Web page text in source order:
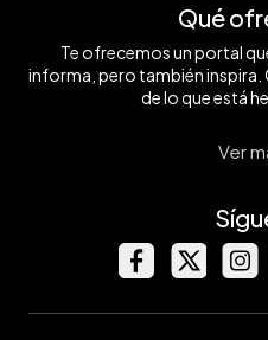
Qué
Te ofrecemos un portal
informa, pero también
de lo que está
Ver